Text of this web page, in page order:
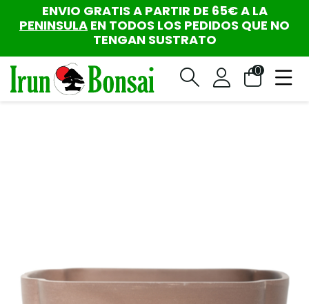
ENVIO GRATIS A PARTIR DE 65€ A LA
PENINSULA EN TODOS LOS PEDIDOS QUE NO
TENGAN SUSTRATO
0